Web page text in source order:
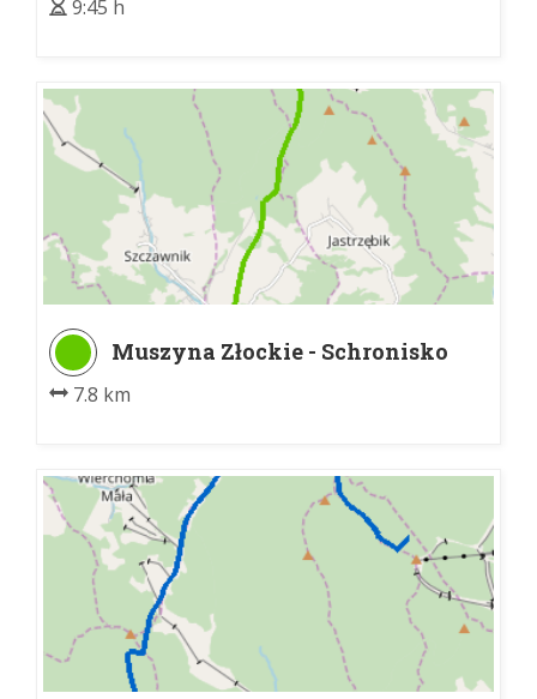
9:45 h
Muszyna Złockie - Schronisko
PTTK Jaworzyna Krynicka
7.8 km